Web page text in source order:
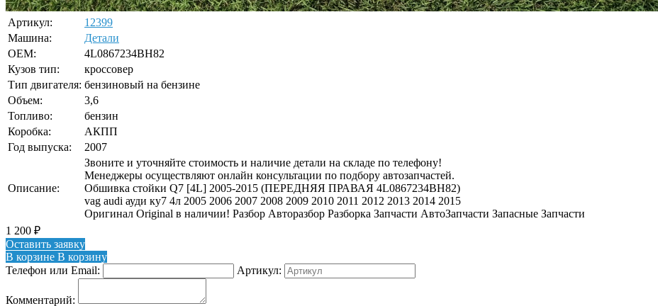
Артикул:
12399
Машина:
Детали
OEM:
4L0867234BH82
Кузов тип:
кроссовер
Тип двигателя: бензиновый на бензине
Объем:
3,6
Топливо:
бензин
Коробка:
АКПП
Год выпуска:
2007
Описание:
Звоните и уточняйте стоимость и наличие детали на складе по телефону!
Менеджеры осуществляют онлайн консультации по подбору автозапчастей.
Обшивка стойки Q7 [4L] 2005-2015 (ПЕРЕДНЯЯ ПРАВАЯ 4L0867234BH82)
vag audi ауди ку7 4л 2005 2006 2007 2008 2009 2010 2011 2012 2013 2014 2015
Оригинал Original в наличии! Разбор Авторазбор Разборка Запчасти АвтоЗапчасти Запасные Запчасти
1 200 ₽
Оставить заявку
В корзине В корзину
Телефон или Email:
Артикул:
Комментарий: